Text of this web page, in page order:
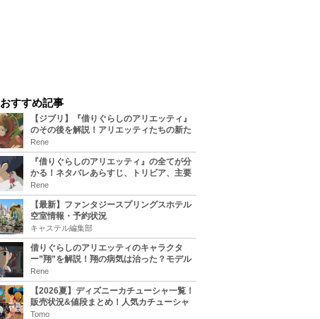
おすすめ記事
【ジブリ】『借りぐらしのアリエッティ』
のその後を解説！アリエッティたちの新た
な住処は？翔の病気は治る？
Rene
『借りぐらしのアリエッティ』の全てが分
かる！ネタバレあらすじ、トリビア、主要
キャラまとめ！
Rene
【最新】ファンタジースプリングスホテル
空室情報・予約状況
キャステル編集部
借りぐらしのアリエッティのキャラクタ
ー”翔”を解説！翔の病気は治った？モデル
は誰？
Rene
【2026夏】ディズニーカチューシャ一覧！
販売状況&値段まとめ！人気カチューシャ
をチェック
Tomo